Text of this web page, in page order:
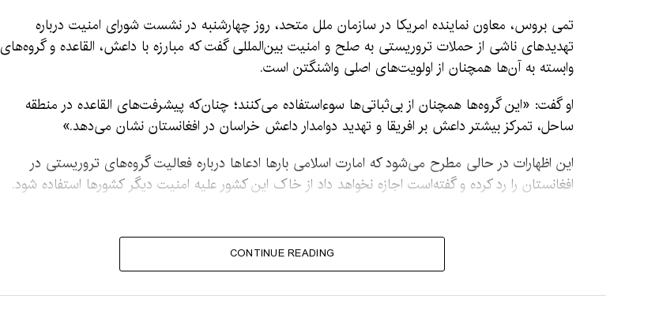
تمی بروس، معاون نماینده امریکا در سازمان ملل متحد، روز چهارشنبه در نشست شورای امنیت درباره
تهدیدهای ناشی از حملات تروریستی به صلح و امنیت بین‌المللی گفت که مبارزه با داعش، القاعده و گروه‌های
وابسته به آن‌ها همچنان از اولویت‌های اصلی واشنگتن است.
او گفت: «این گروه‌ها همچنان از بی‌ثباتی‌ها سوءاستفاده می‌کنند؛ چنان‌که پیشرفت‌های القاعده در منطقه
ساحل، تمرکز بیشتر داعش بر افریقا و تهدید دوامدار داعش خراسان در افغانستان نشان می‌دهد.»
این اظهارات در حالی مطرح می‌شود که امارت اسلامی بارها ادعاها درباره فعالیت گروه‌های تروریستی در
افغانستان را رد کرده و گفته‌است اجازه نخواهد داد از خاک این کشور علیه امنیت دیگر کشورها استفاده شود.
CONTINUE READING